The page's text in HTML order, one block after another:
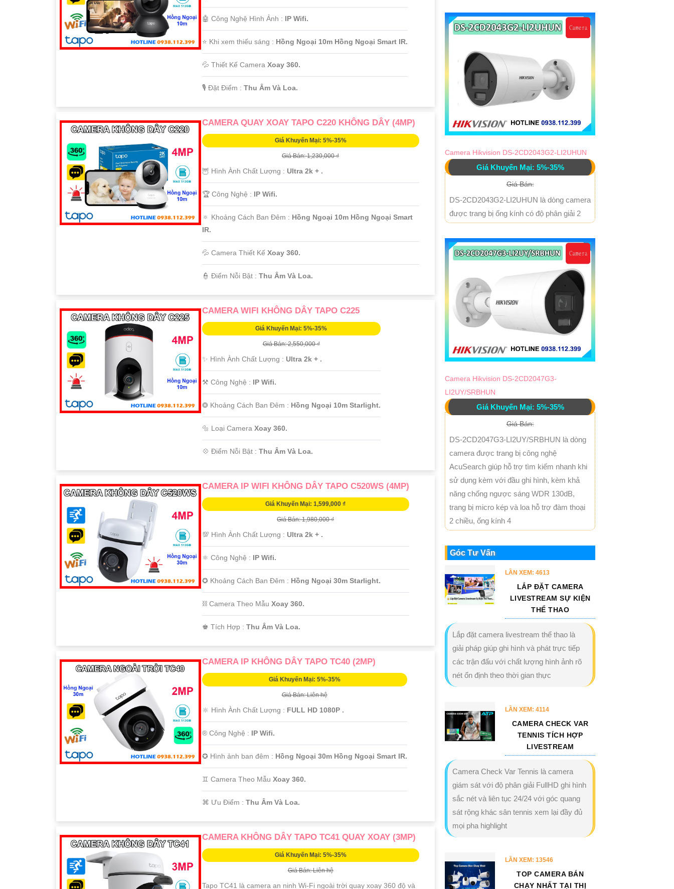
🤖️ Công Nghệ Hình Ảnh : IP Wifi.
⭐ Khi xem thiếu sáng : Hồng Ngoại 10m Hồng Ngoại Smart IR.
💦 Thiết Kế Camera Xoay 360.
️🎙 Đặt Điểm : Thu Âm Và Loa.
CAMERA QUAY XOAY TAPO C220 KHÔNG DÂY (4MP)
Giá Khuyến Mại: 5%-35%
Giá Bán: 1,230,000 ₫
🦉 Hình Ành Chất Lượng : Ultra 2k + .
🏆 Công Nghệ : IP Wifi.
🔅 Khoảng Cách Ban Đêm : Hồng Ngoại 10m Hồng Ngoại Smart
IR.
💦 Camera Thiết Kế Xoay 360.
️👮 Điểm Nỗi Bật : Thu Âm Và Loa.
CAMERA WIFI KHÔNG DÂY TAPO C225
Giá Khuyến Mại: 5%-35%
Giá Bán: 2,550,000 ₫
✨ Hình Ành Chất Lượng : Ultra 2k + .
⚒ Công Nghệ : IP Wifi.
❂ Khoảng Cách Ban Đêm : Hồng Ngoại 10m Starlight.
🔩 Loại Camera Xoay 360.
️💠 Điểm Nỗi Bật : Thu Âm Và Loa.
CAMERA IP WIFI KHÔNG DÂY TAPO C520WS (4MP)
Giá Khuyến Mại: 1,599,000 ₫
Giá Bán: 1,980,000 ₫
💯 Hình Ành Chất Lượng : Ultra 2k + .
⚛️ Công Nghệ : IP Wifi.
✪ Khoảng Cách Ban Đêm : Hồng Ngoại 30m Starlight.
⛓ Camera Theo Mẫu Xoay 360.
️♚ Tích Hợp : Thu Âm Và Loa.
CAMERA IP KHÔNG DÂY TAPO TC40 (2MP)
Giá Khuyến Mại: 5%-35%
Giá Bán: Liên hệ
🔆 Hình Ành Chất Lượng : FULL HD 1080P .
®️ Công Nghệ : IP Wifi.
✪ Hình ảnh ban đêm : Hồng Ngoại 30m Hồng Ngoại Smart IR.
♊ Camera Theo Mẫu Xoay 360.
️⌘ Ưu Điểm : Thu Âm Và Loa.
CAMERA KHÔNG DÂY TAPO TC41 QUAY XOAY (3MP)
Giá Khuyến Mại: 5%-35%
Giá Bán: Liên hệ
Tapo TC41 là camera an ninh Wi-Fi ngoài trời quay xoay 360 độ và
Camera Hikvision DS-2CD2043G2-LI2UHUN
Giá Khuyến Mại: 5%-35%
Giá Bán:
DS-2CD2043G2-LI2UHUN là dòng camera
được trang bị ống kính có độ phân giải 2
Camera Hikvision DS-2CD2047G3-
LI2UY/SRBHUN
Giá Khuyến Mại: 5%-35%
Giá Bán:
DS-2CD2047G3-LI2UY/SRBHUN là dòng
camera được trang bị công nghệ
AcuSearch giúp hỗ trợ tìm kiếm nhanh khi
sử dụng kèm với đầu ghi hình, kèm khả
năng chống ngược sáng WDR 130dB,
trang bị micro kép và loa hỗ trợ đàm thoại
2 chiều, ống kính 4
Góc Tư Vấn
LẦN XEM: 4613
LẮP ĐẶT CAMERA
LIVESTREAM SỰ KIỆN
THỂ THAO
Lắp đặt camera livestream thể thao là
giải pháp giúp ghi hình và phát trực tiếp
các trận đấu với chất lượng hình ảnh rõ
nét ổn định theo thời gian thực
LẦN XEM: 4114
CAMERA CHECK VAR
TENNIS TÍCH HỢP
LIVESTREAM
Camera Check Var Tennis là camera
giám sát với độ phân giải FullHD ghi hình
sắc nét và liên tục 24/24 với góc quang
sát rộng khác sân tennis xem lại đầy đủ
mọi pha highlight
LẦN XEM: 13546
TOP CAMERA BÁN
CHẠY NHẤT TẠI THỊ